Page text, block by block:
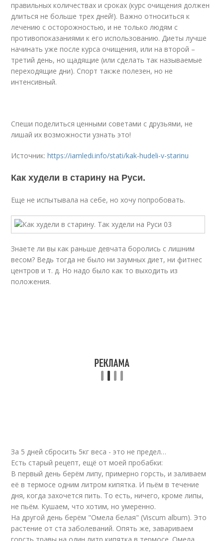
правильных количествах и сроках (курс очищения должен
длиться не больше трех дней!). Важно относиться к
лечению с осторожностью, и не только людям с
противопоказаниями к его использованию. Диеты лучше
начинать уже после курса очищения, или на второй –
третий день, но щадящие (или сделать так называемые
переходящие дни). Спорт также полезен, но не
интенсивный.
Спеши поделиться ценными советами с друзьями, не
лишай их возможности узнать это!
Источник:https://iamledi.info/stati/kak-hudeli-v-starinu
Как худели в старину на Руси.
Еще не испытывала на себе, но хочу попробовать.
Знаете ли вы как раньше девчата боролись с лишним
весом? Ведь тогда не было ни заумных диет, ни фитнес
центров и т. д. Но надо было как то выходить из
положения.
За 5 дней сбросить 5кг веса - это не предел…
Есть старый рецепт, ещё от моей пробабки:
В первый день берём липу, примерно горсть, и заливаем
её в термосе одним литром кипятка. И пьём в течение
дня, когда захочется пить. То есть, ничего, кроме липы,
не пьём. Кушаем, что хотим, но умеренно.
На другой день берём "Омела белая" (Viscum album). Это
растение от ста заболеваний. Опять же, завариваем